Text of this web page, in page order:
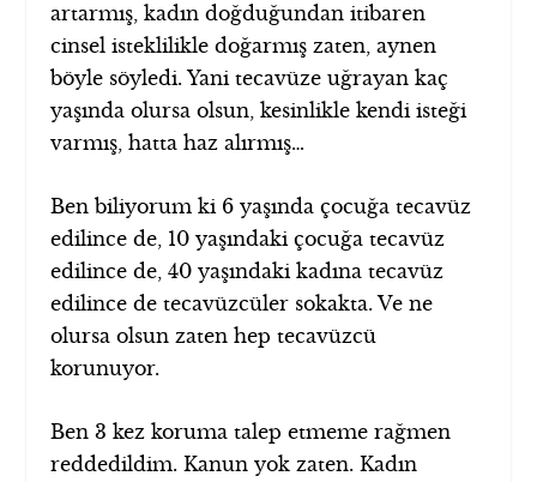
artarmış, kadın doğduğundan itibaren
cinsel isteklilikle doğarmış zaten, aynen
böyle söyledi. Yani tecavüze uğrayan kaç
yaşında olursa olsun, kesinlikle kendi isteği
varmış, hatta haz alırmış…
Ben biliyorum ki 6 yaşında çocuğa tecavüz
edilince de, 10 yaşındaki çocuğa tecavüz
edilince de, 40 yaşındaki kadına tecavüz
edilince de tecavüzcüler sokakta. Ve ne
olursa olsun zaten hep tecavüzcü
korunuyor.
Ben 3 kez koruma talep etmeme rağmen
reddedildim. Kanun yok zaten. Kadın